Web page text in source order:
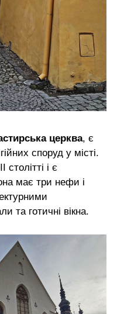
церква, є
споруд у місті.
і є
має три нефи і
та готичні вікна.